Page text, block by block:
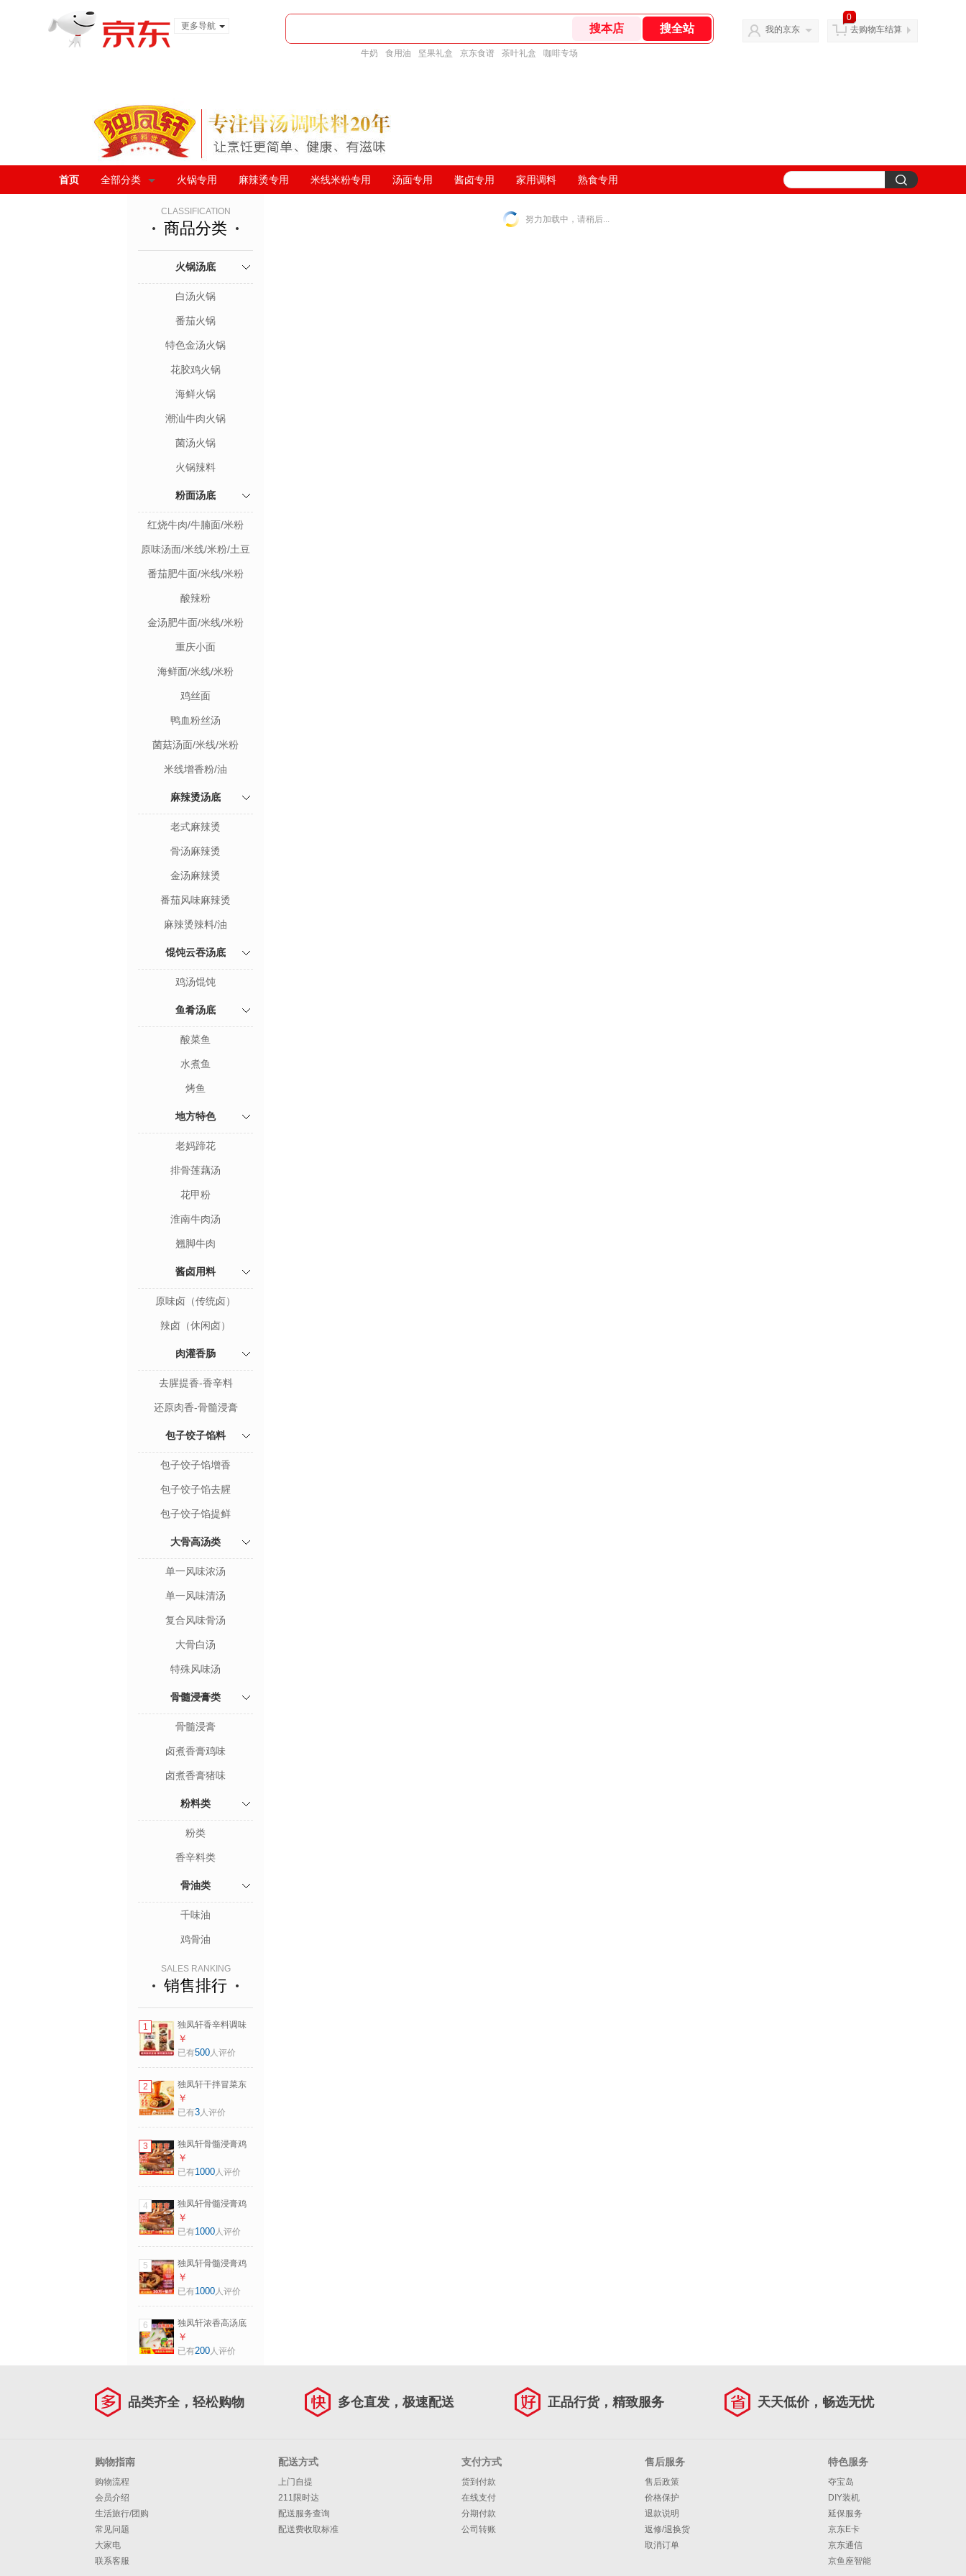
更多导航
牛奶 食用油 坚果礼盒 京东食谱 茶叶礼盒 咖啡专场
我的京东
0
去购物车结算
首页 全部分类 火锅专用 麻辣烫专用 米线米粉专用 汤面专用 酱卤专用 家用调料 熟食专用
CLASSIFICATION
商品分类
火锅汤底
白汤火锅
番茄火锅
特色金汤火锅
花胶鸡火锅
海鲜火锅
潮汕牛肉火锅
菌汤火锅
火锅辣料
粉面汤底
红烧牛肉/牛腩面/米粉
原味汤面/米线/米粉/土豆
番茄肥牛面/米线/米粉
酸辣粉
金汤肥牛面/米线/米粉
重庆小面
海鲜面/米线/米粉
鸡丝面
鸭血粉丝汤
菌菇汤面/米线/米粉
米线增香粉/油
麻辣烫汤底
老式麻辣烫
骨汤麻辣烫
金汤麻辣烫
番茄风味麻辣烫
麻辣烫辣料/油
馄饨云吞汤底
鸡汤馄饨
鱼肴汤底
酸菜鱼
水煮鱼
烤鱼
地方特色
老妈蹄花
排骨莲藕汤
花甲粉
淮南牛肉汤
翘脚牛肉
酱卤用料
原味卤（传统卤）
辣卤（休闲卤）
肉灌香肠
去腥提香-香辛料
还原肉香-骨髓浸膏
包子饺子馅料
包子饺子馅增香
包子饺子馅去腥
包子饺子馅提鲜
大骨高汤类
单一风味浓汤
单一风味清汤
复合风味骨汤
大骨白汤
特殊风味汤
骨髓浸膏类
骨髓浸膏
卤煮香膏鸡味
卤煮香膏猪味
粉料类
粉类
香辛料类
骨油类
千味油
鸡骨油
SALES RANKING
销售排行
1
独凤轩香辛料调味
料品酱香王肉香源
1KG 卤味料包商用
￥
已有500人评价
2
独凤轩干拌冒菜东
北老式麻辣拌调料
正宗抚顺口味拌菜
￥
已有3人评价
3
独凤轩骨髓浸膏鸡
猪牛鸭味浓香型卤
肉熟食香肠制品去
（骨肉含量高)
￥
已有1000人评价
4
独凤轩骨髓浸膏鸡
猪牛鸭味浓香型卤
肉熟食香肠制品去
味(骨肉含量更高)
￥
已有1000人评价
5
独凤轩骨髓浸膏鸡
猪牛鸭味浓香型卤
肉熟食香肠制品去
味（骨肉含量高)
￥
已有1000人评价
6
独凤轩浓香高汤底
猪鸡牛大骨浓火锅
麻辣烫米线面条小
￥
已有200人评价
努力加载中，请稍后...
品类齐全，轻松购物 多仓直发，极速配送 正品行货，精致服务 天天低价，畅选无忧
购物指南
购物流程
会员介绍
生活旅行/团购
常见问题
大家电
联系客服
配送方式
上门自提
211限时达
配送服务查询
配送费收取标准
支付方式
货到付款
在线支付
分期付款
公司转账
售后服务
售后政策
价格保护
退款说明
返修/退换货
取消订单
特色服务
夺宝岛
DIY装机
延保服务
京东E卡
京东通信
京鱼座智能